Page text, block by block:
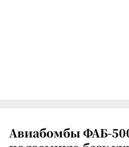
Авиабомбы ФАБ-